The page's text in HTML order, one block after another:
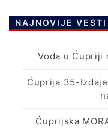
NAJNOVIJE VESTI
Voda u Ćupriji
Ćuprija 35-
Ćuprijska